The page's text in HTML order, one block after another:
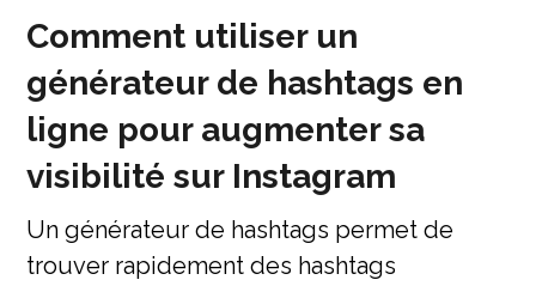
Comment utiliser un
générateur de hashtags en
ligne pour augmenter sa
visibilité sur Instagram
Un générateur de hashtags permet de
trouver rapidement des hashtags